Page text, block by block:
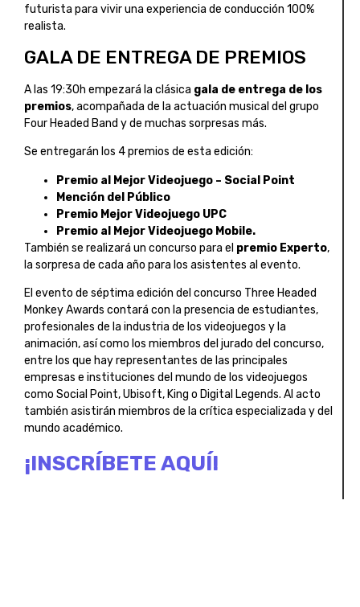
futurista para vivir una experiencia de conducción 100%
realista.
GALA DE ENTREGA DE PREMIOS
A las 19:30h empezará la clásica gala de entrega de los
premios, acompañada de la actuación musical del grupo
Four Headed Band y de muchas sorpresas más.
Se entregarán los 4 premios de esta edición:
Premio al Mejor Videojuego – Social Point
Mención del Público
Premio Mejor Videojuego UPC
Premio al Mejor Videojuego Mobile.
También se realizará un concurso para el premio Experto,
la sorpresa de cada año para los asistentes al evento.
El evento de séptima edición del concurso Three Headed
Monkey Awards contará con la presencia de estudiantes,
profesionales de la industria de los videojuegos y la
animación, así como los miembros del jurado del concurso,
entre los que hay representantes de las principales
empresas e instituciones del mundo de los videojuegos
como Social Point, Ubisoft, King o Digital Legends. Al acto
también asistirán miembros de la crítica especializada y del
mundo académico.
¡INSCRÍBETE AQUÍ!